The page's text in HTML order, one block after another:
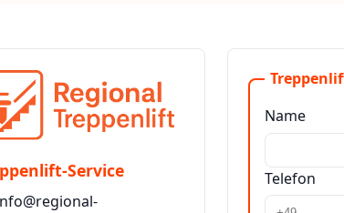
Service
Name
Telefon